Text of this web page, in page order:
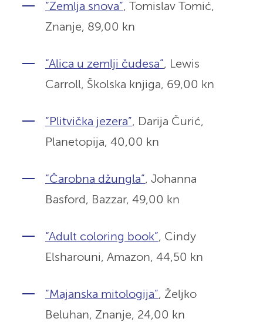
“Zemlja snova”, Tomislav Tomić,
Znanje, 89,00 kn
“Alica u zemlji čudesa”, Lewis
Carroll, Školska knjiga, 69,00 kn
“Plitvička jezera”, Darija Čurić,
Planetopija, 40,00 kn
“Čarobna džungla”, Johanna
Basford, Bazzar, 49,00 kn
“Adult coloring book”, Cindy
Elsharouni, Amazon, 44,50 kn
“Majanska mitologija”, Željko
Beluhan, Znanje, 24,00 kn